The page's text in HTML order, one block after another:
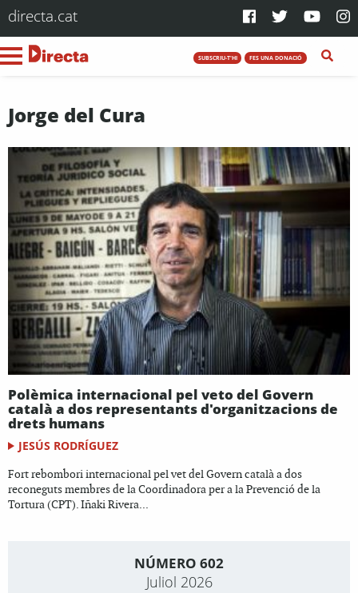
directa.cat
SUBSCRIU-T'HI FES UNA DONACIÓ
Jorge del Cura
Polèmica internacional pel veto del Govern
català a dos representants d'organitzacions de
drets humans
JESÚS RODRÍGUEZ
Fort rebombori internacional pel vet del Govern català a dos
reconeguts membres de la Coordinadora per a la Prevenció de la
Tortura (CPT). Iñaki Rivera...
NÚMERO 602
Juliol 2026